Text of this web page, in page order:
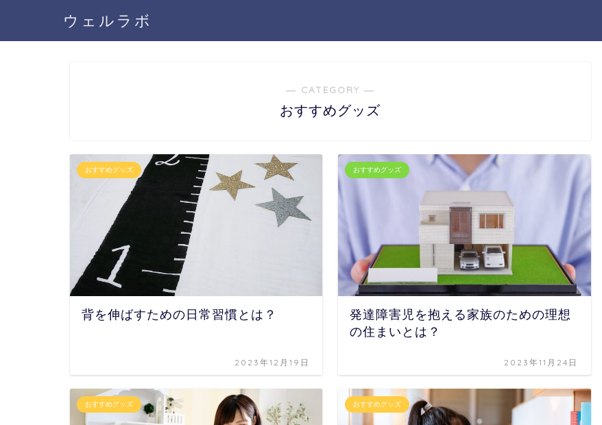
ウェルラボ
― CATEGORY ―
おすすめグッズ
おすすめグッズ
背を伸ばすための日常習慣とは？
2023年12月19日
おすすめグッズ
発達障害児を抱える家族のための理想
の住まいとは？
2023年11月24日
おすすめグッズ おすすめグッズ